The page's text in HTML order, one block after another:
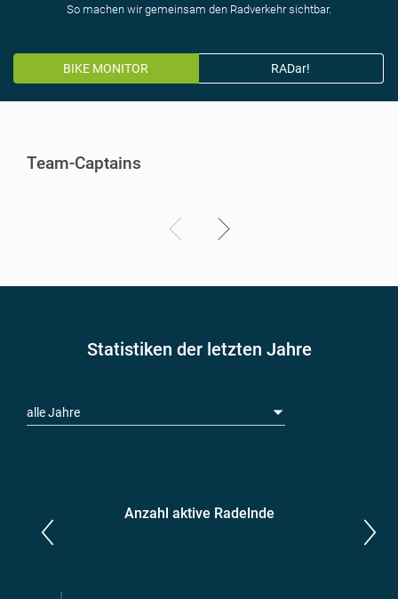
So machen wir gemeinsam den Radverkehr sichtbar.
BIKE MONITOR RADar!
Team-Captains
Statistiken der letzten Jahre
alle Jahre
Anzahl aktive Radelnde